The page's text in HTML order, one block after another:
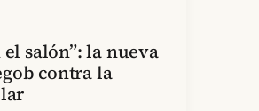
salón”: la nueva
contra la